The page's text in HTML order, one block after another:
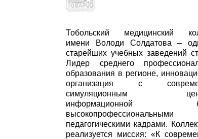
Тобольский медицинский
имени Володи Солдатова –
старейших учебных заведений
Лидер среднего
образования в регионе,
организация с
симуляционным
информационной
высокопрофессиональными
педагогическими кадрами.
реализуется миссия: «К